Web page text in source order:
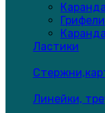
Грифели
Ластики
Линейки,